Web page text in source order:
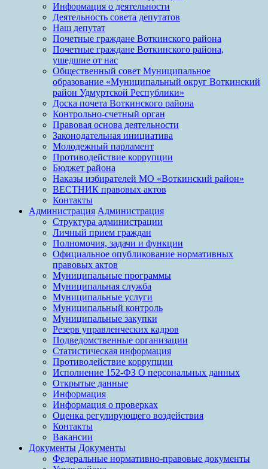
Информация о деятельности
Деятельность совета депутатов
Наш депутат
Почетные граждане Воткинского района
Почетные граждане Воткинского района,
ушедшие от нас
Общественный совет Муниципальное
образование «Муниципальный округ Воткинский
район Удмуртской Республики»
Доска почета Воткинского района
Контрольно-счетный орган
Правовая основа деятельности
Законодательная инициатива
Молодежный парламент
Противодействие коррупции
Бюджет района
Наказы избирателей МО «Воткинский район»
ВЕСТНИК правовых актов
Контакты
Администрация Администрация
Структура администрации
Личный прием граждан
Полномочия, задачи и функции
Официальное опубликование нормативных
правовых актов
Муниципальные программы
Муниципальная служба
Муниципальные услуги
Муниципальный контроль
Муниципальные закупки
Резерв управленческих кадров
Подведомственные организации
Статистическая информация
Противодействие коррупции
Исполнение 152-ФЗ О персональных данных
Открытые данные
Информация
Информация о проверках
Оценка регулирующего воздействия
Контакты
Вакансии
Документы Документы
Федеральные нормативно-правовые документы